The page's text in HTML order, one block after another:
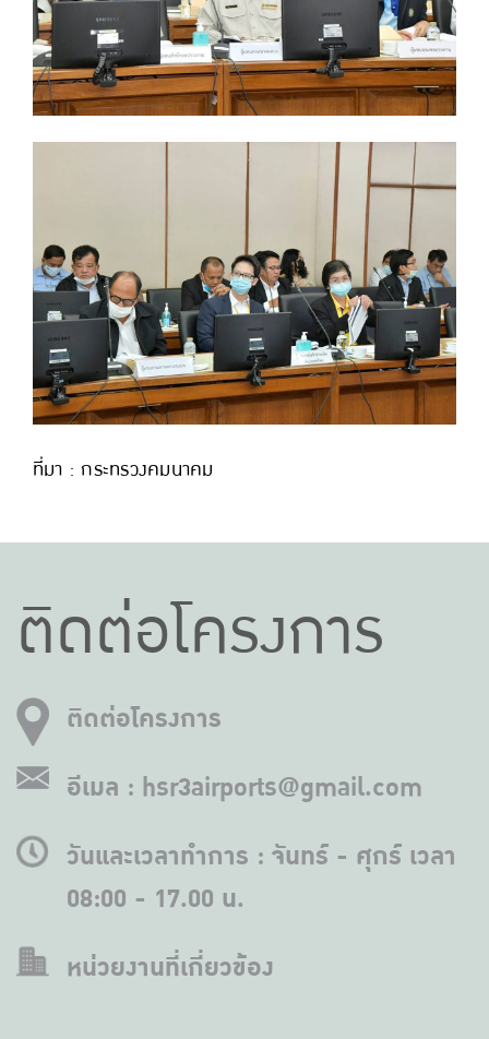
ที่มา : กระทรวงคมนาคม
ติดต่อโครงการ
ติดต่อโครงการ
อีเมล : hsr3airports@gmail.com
วันและเวลาทำการ : จันทร์ - ศุกร์ เวลา
08:00 - 17.00 น.
หน่วยงานที่เกี่ยวข้อง